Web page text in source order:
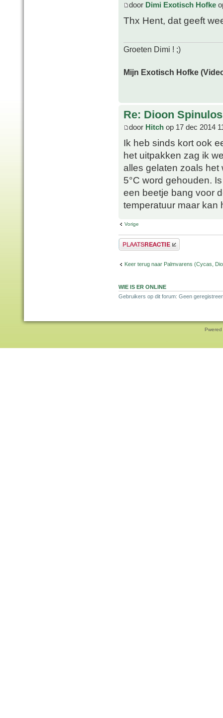
door Dimi Exotisch Hofke
Thx Hent, dat geeft
Groeten Dimi ! ;)
Mijn Exotisch Hofke
Re: Dioon
door Hitch op 17 dec 2014
Ik heb sinds kort ook
het uitpakken zag ik
alles gelaten zoals het
5°C word gehouden.
een beetje bang voor
temperatuur maar kan
Vorige
Plaats een reactie
Keer terug naar Palmvarens (Cycas,
WIE IS ER ONLINE
Gebruikers op dit forum: Geen